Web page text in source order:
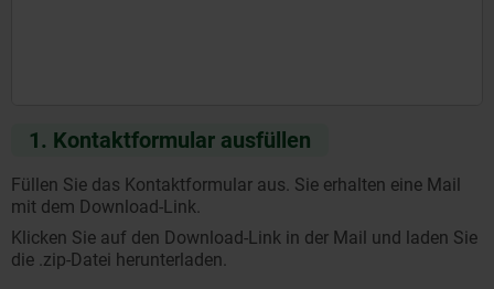
1. Kontaktformular ausfüllen
Füllen Sie das Kontaktformular aus. Sie erhalten eine Mail
mit dem Download-Link.
Klicken Sie auf den Download-Link in der Mail und laden Sie
die .zip-Datei herunterladen.